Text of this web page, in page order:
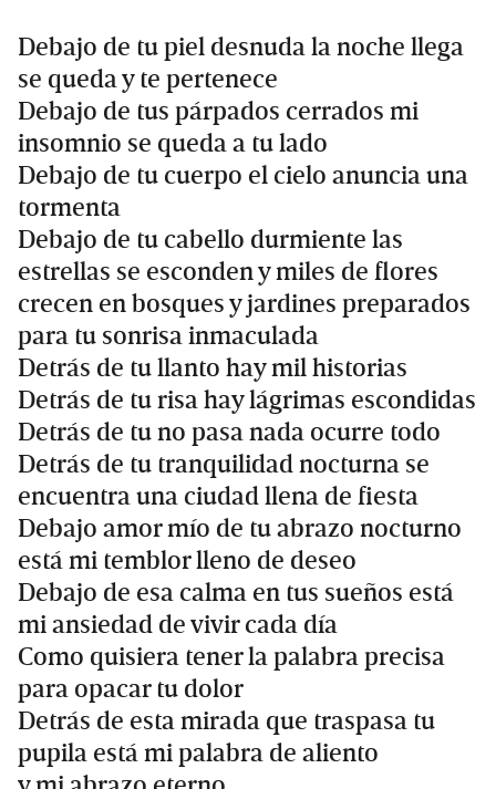
Debajo de tu piel desnuda la noche llega
se queda y te pertenece
Debajo de tus párpados cerrados mi
insomnio se queda a tu lado
Debajo de tu cuerpo el cielo anuncia una
tormenta
Debajo de tu cabello durmiente las
estrellas se esconden y miles de flores
crecen en bosques y jardines preparados
para tu sonrisa inmaculada
Detrás de tu llanto hay mil historias
Detrás de tu risa hay lágrimas escondidas
Detrás de tu no pasa nada ocurre todo
Detrás de tu tranquilidad nocturna se
encuentra una ciudad llena de fiesta
Debajo amor mío de tu abrazo nocturno
está mi temblor lleno de deseo
Debajo de esa calma en tus sueños está
mi ansiedad de vivir cada día
Como quisiera tener la palabra precisa
para opacar tu dolor
Detrás de esta mirada que traspasa tu
pupila está mi palabra de aliento